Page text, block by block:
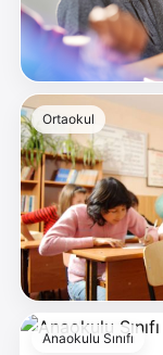
Ortaokul
Anaokulu Sınıfı